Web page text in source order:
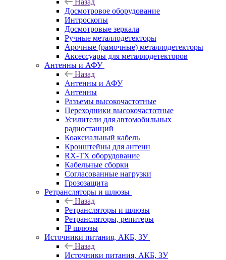
Назад
Досмотровое оборудование
Интроскопы
Досмотровые зеркала
Ручные металлодетекторы
Арочные (рамочные) металлодетекторы
Аксессуары для металлодетекторов
Антенны и АФУ
Назад
Антенны и АФУ
Антенны
Разъемы высокочастотные
Переходники высокочастотные
Усилители для автомобильных
радиостанций
Коаксиальный кабель
Кронштейны для антенн
RX-TX оборудование
Кабельные сборки
Согласованные нагрузки
Грозозащита
Ретрансляторы и шлюзы
Назад
Ретрансляторы и шлюзы
Ретрансляторы, репитеры
IP шлюзы
Источники питания, АКБ, ЗУ
Назад
Источники питания, АКБ, ЗУ